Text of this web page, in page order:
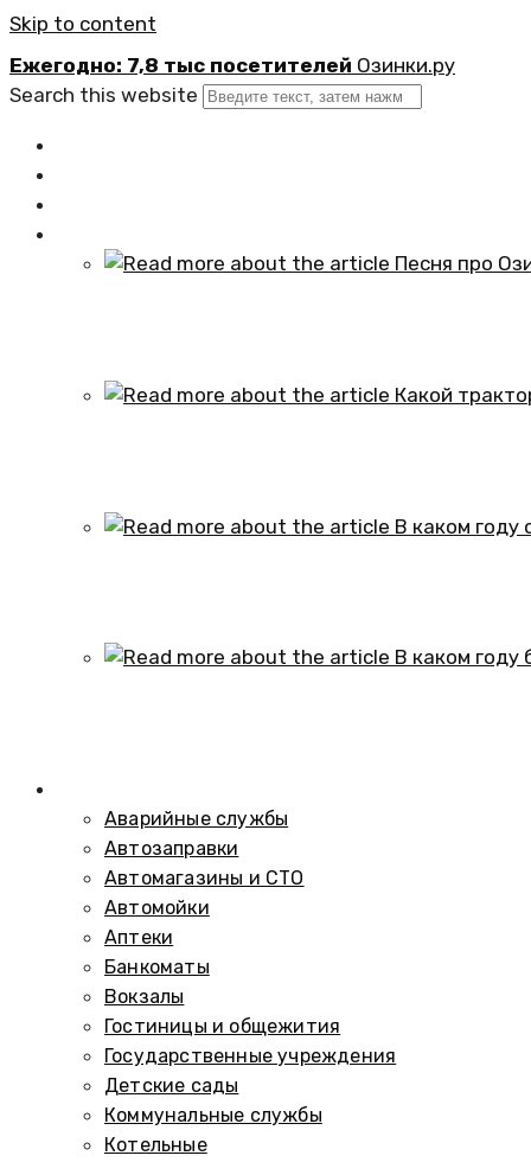
Skip to content
Ежегодно: 7,8 тыс посетителей Озинки.ру
Search this website
Аварийные службы
Автозаправки
Автомагазины и СТО
Автомойки
Аптеки
Банкоматы
Вокзалы
Гостиницы и общежития
Государственные учреждения
Детские сады
Коммунальные службы
Котельные